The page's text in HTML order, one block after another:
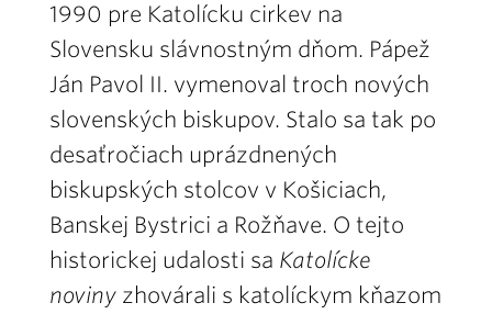
1990 pre Katolícku cirkev na
Slovensku slávnostným dňom. Pápež
Ján Pavol II. vymenoval troch nových
slovenských biskupov. Stalo sa tak po
desaťročiach uprázdnených
biskupských stolcov v Košiciach,
Banskej Bystrici a Rožňave. O tejto
historickej udalosti sa Katolícke
noviny zhovárali s katolíckym kňazom